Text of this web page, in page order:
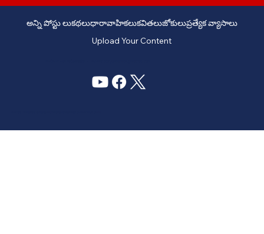
అన్ని పోస్టు లుకథలుధారావాహికలుకవితలుజోకులుప్రత్యేక వ్యాసాలు
Upload Your Content